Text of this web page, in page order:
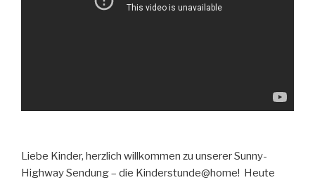
Liebe Kinder, herzlich willkommen zu unserer Sunny-
Highway Sendung – die Kinderstunde@home! Heute